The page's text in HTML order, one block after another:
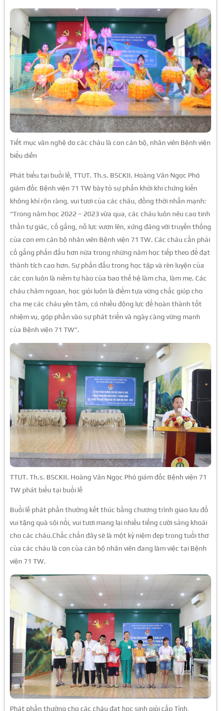
Tiết mục văn nghệ do các cháu là con cán bộ, nhân viên Bệnh viện
biểu diễn
Phát biểu tại buổi lễ, TTUT. Th.s. BSCKII. Hoàng Văn Ngọc Phó
giám đốc Bệnh viện 71 TW bày tỏ sự phấn khởi khi chứng kiến
không khí rộn ràng, vui tươi của các cháu, đồng thời nhấn mạnh:
“Trong năm học 2022 – 2023 vừa qua, các cháu luôn nêu cao tinh
thần tự giác, cố gắng, nỗ lực vươn lên, xứng đáng với truyền thống
của con em cán bộ nhân viên Bệnh viện 71 TW. Các cháu cần phải
cố gắng phấn đấu hơn nữa trong những năm học tiếp theo để đạt
thành tích cao hơn. Sự phấn đấu trong học tập và rèn luyện của
các con luôn là niềm tự hào của bao thế hệ làm cha, làm mẹ. Các
cháu chăm ngoan, học giỏi luôn là điểm tựa vững chắc giúp cho
cha mẹ các cháu yên tâm, có nhiều động lực để hoàn thành tốt
nhiệm vụ, góp phần vào sự phát triển và ngày càng vững mạnh
của Bệnh viện 71 TW”.
TTUT. Th.s. BSCKII. Hoàng Văn Ngọc Phó giám đốc Bệnh viện 71
TW phát biểu tại buổi lễ
Buổi lễ phát phần thưởng kết thúc bằng chương trình giao lưu đố
vui tặng quà sôi nổi, vui tươi mang lại nhiều tiếng cười sảng khoái
cho các cháu.Chắc chắn đây sẽ là một kỷ niệm đẹp trong tuổi thơ
của các cháu là con của cán bộ nhân viên đang làm việc tại Bệnh
viện 71 TW.
Phát phần thưởng cho các cháu đạt học sinh giỏi cấp Tỉnh,